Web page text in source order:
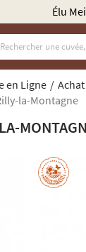
Champagne par
en Ligne
la-Montagne